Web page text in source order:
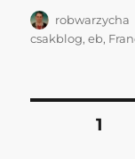
Szerző
robwarzycha
csakblog,eb,
OLDAL1